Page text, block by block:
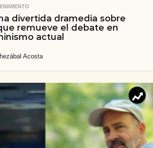
divertida dramedia sobre
remueve el debate en
actual
Acosta